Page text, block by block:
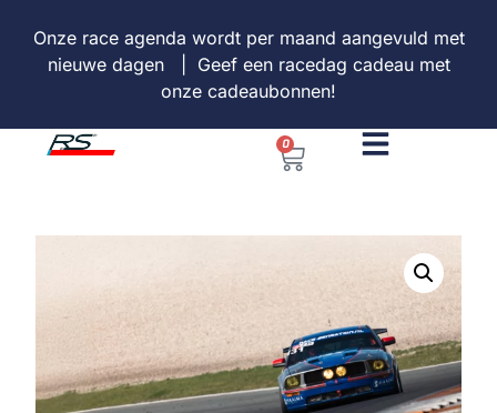
Onze race agenda wordt per maand aangevuld met
nieuwe dagen | Geef een racedag cadeau met
onze cadeaubonnen!
0